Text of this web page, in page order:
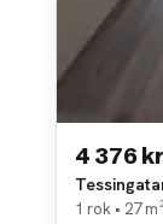
4 376
1 rok • 27 m²